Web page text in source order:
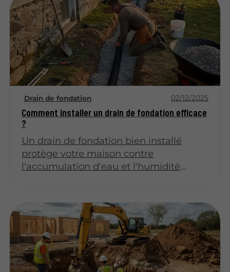
Drain de fondation 02/12/2025
Comment installer un drain de fondation efficace
?
Un drain de fondation bien installé
protège votre maison contre
l'accumulation d'eau et l'humidité
respect de normes précises pour
garantir son efficacité à long terme.
Comprendre les étapes clés vous
permettra d'éviter des problèmes
coûteux de détérioration des fondations.